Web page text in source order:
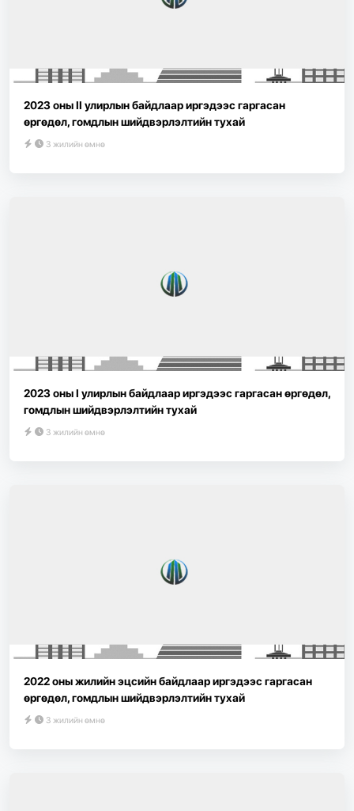
2023 оны II улирлын байдлаар иргэдээс гаргасан
өргөдөл, гомдлын шийдвэрлэлтийн тухай
3 жилийн өмнө
2023 оны I улирлын байдлаар иргэдээс гаргасан өргөдөл,
гомдлын шийдвэрлэлтийн тухай
3 жилийн өмнө
2022 оны жилийн эцсийн байдлаар иргэдээс гаргасан
өргөдөл, гомдлын шийдвэрлэлтийн тухай
3 жилийн өмнө